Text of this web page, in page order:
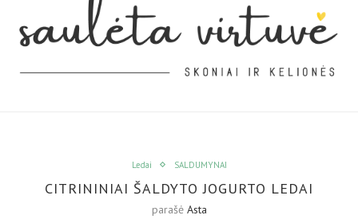
Ledai SALDUMYNAI
CITRININIAI ŠALDYTO JOGURTO LEDAI
parašė Asta